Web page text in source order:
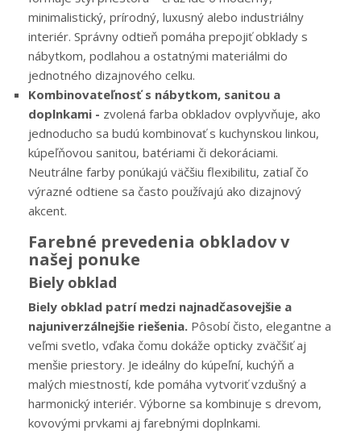
minimalistický, prírodný, luxusný alebo industriálny
interiér. Správny odtieň pomáha prepojiť obklady s
nábytkom, podlahou a ostatnými materiálmi do
jednotného dizajnového celku.
Kombinovateľnosť s nábytkom, sanitou a
doplnkami - zvolená farba obkladov ovplyvňuje, ako
jednoducho sa budú kombinovať s kuchynskou linkou,
kúpeľňovou sanitou, batériami či dekoráciami.
Neutrálne farby ponúkajú väčšiu flexibilitu, zatiaľ čo
výrazné odtiene sa často používajú ako dizajnový
akcent.
Farebné prevedenia obkladov v
našej ponuke
Biely obklad
Biely obklad patrí medzi najnadčasovejšie a
najuniverzálnejšie riešenia. Pôsobí čisto, elegantne a
veľmi svetlo, vďaka čomu dokáže opticky zväčšiť aj
menšie priestory. Je ideálny do kúpeľní, kuchýň a
malých miestností, kde pomáha vytvoriť vzdušný a
harmonický interiér. Výborne sa kombinuje s drevom,
kovovými prvkami aj farebnými doplnkami.